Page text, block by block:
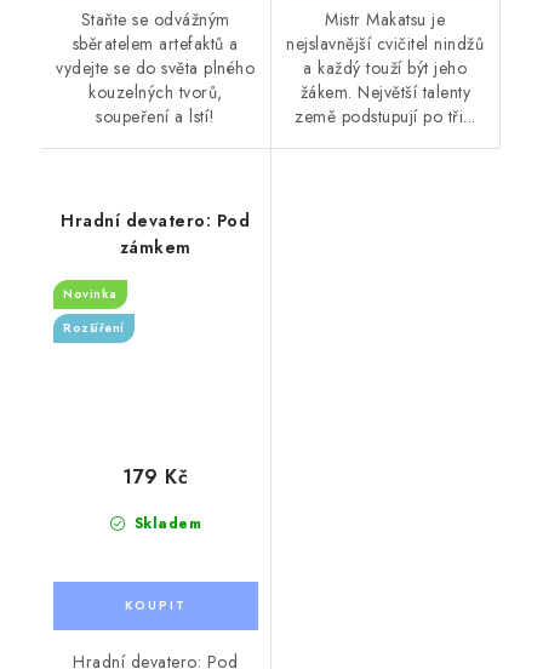
Staňte se odvážným
sběratelem artefaktů a
vydejte se do světa plného
kouzelných tvorů,
soupeření a lstí!
Mistr Makatsu je
nejslavnější cvičitel nindžů
a každý touží být jeho
žákem. Největší talenty
země podstupují po tři...
Hradní devatero: Pod
zámkem
Novinka
Rozšíření
Skladem
179 Kč
Hradní devatero: Pod